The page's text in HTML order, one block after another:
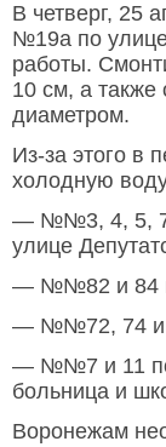
В четверг, 25
№19а по улице
работы.
10 см, а также
диаметром.
Из-за этого в
холодную
— №№3, 4, 5, 7,
улице
— №№82 и 84
— №№72, 74 и
— №№7 и 11 по
больница и
Воронежам